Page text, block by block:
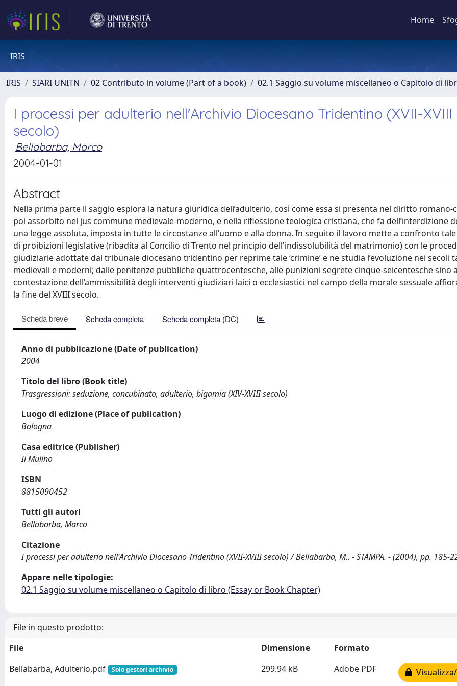
Home
IRIS
IRIS SIARI UNITN 02 Contributo in volume (Part of a book) 02.1 Saggio su volume miscellaneo o Capitolo di
I processi per adulterio nell'Archivio Diocesano Tridentino (XVII-XVIII
secolo)
Bellabarba, Marco
2004-01-01
Abstract
Nella prima parte il saggio esplora la natura giuridica dell’adulterio, così come essa si presenta nel diritto romano-
poi assorbito nel jus commune medievale-moderno, e nella riflessione teologica cristiana, che fa dell’interdizione
una legge assoluta, imposta in tutte le circostanze all’uomo e alla donna. In seguito il lavoro mette a confronto
di proibizioni legislative (ribadita al Concilio di Trento nel principio dell'indissolubilità del matrimonio) con le
giudiziarie adottate dal tribunale diocesano tridentino per reprime tale ‘crimine’ e ne studia l’evoluzione nei secoli
medievali e moderni; dalle penitenze pubbliche quattrocentesche, alle punizioni segrete cinque-seicentesche sino
contestazione dell’ammissibilità degli interventi giudiziari laici o ecclesiastici nel campo della morale sessuale
la fine del XVIII secolo.
Scheda breve Scheda completa Scheda completa (DC)
Anno di pubblicazione (Date of publication)
2004
Titolo del libro (Book title)
Trasgressioni: seduzione, concubinato, adulterio, bigamia (XIV-XVIII secolo)
Luogo di edizione (Place of publication)
Bologna
Casa editrice (Publisher)
Il Mulino
ISBN
8815090452
Tutti gli autori
Bellabarba, Marco
Citazione
I processi per adulterio nell'Archivio Diocesano Tridentino (XVII-XVIII secolo) / Bellabarba, M.. - STAMPA. - (2004), pp. 185-
Appare nelle tipologie:
02.1 Saggio su volume miscellaneo o Capitolo di libro (Essay or Book Chapter)
File in questo prodotto:
File
Dimensione
Formato
Bellabarba, Adulterio.pdf
Solo gestori archivio 299.94 kB Adobe PDF